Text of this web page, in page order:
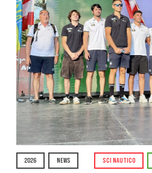
2026 NEWS SCI NAUTICO